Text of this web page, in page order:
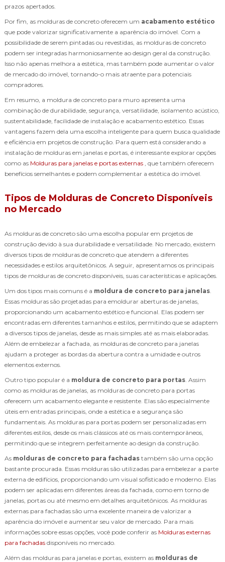
prazos apertados.
Por fim, as molduras de concreto oferecem um acabamento estético
que pode valorizar significativamente a aparência do imóvel. Com a
possibilidade de serem pintadas ou revestidas, as molduras de concreto
podem ser integradas harmoniosamente ao design geral da construção.
Isso não apenas melhora a estética, mas também pode aumentar o valor
de mercado do imóvel, tornando-o mais atraente para potenciais
compradores.
Em resumo, a moldura de concreto para muro apresenta uma
combinação de durabilidade, segurança, versatilidade, isolamento acústico,
sustentabilidade, facilidade de instalação e acabamento estético. Essas
vantagens fazem dela uma escolha inteligente para quem busca qualidade
e eficiência em projetos de construção. Para quem está considerando a
instalação de molduras em janelas e portas, é interessante explorar opções
como as Molduras para janelas e portas externas , que também oferecem
benefícios semelhantes e podem complementar a estética do imóvel.
Tipos de Molduras de Concreto Disponíveis
no Mercado
As molduras de concreto são uma escolha popular em projetos de
construção devido à sua durabilidade e versatilidade. No mercado, existem
diversos tipos de molduras de concreto que atendem a diferentes
necessidades e estilos arquitetônicos. A seguir, apresentamos os principais
tipos de molduras de concreto disponíveis, suas características e aplicações.
Um dos tipos mais comuns é a moldura de concreto para janelas
Essas molduras são projetadas para emoldurar aberturas de janelas,
proporcionando um acabamento estético e funcional. Elas podem ser
encontradas em diferentes tamanhos e estilos, permitindo que se adaptem
a diversos tipos de janelas, desde as mais simples até as mais elaboradas.
Além de embelezar a fachada, as molduras de concreto para janelas
ajudam a proteger as bordas da abertura contra a umidade e outros
elementos externos.
Outro tipo popular é a moldura de concreto para portas . Assim
como as molduras de janelas, as molduras de concreto para portas
oferecem um acabamento elegante e resistente. Elas são especialmente
úteis em entradas principais, onde a estética e a segurança são
fundamentais. As molduras para portas podem ser personalizadas em
diferentes estilos, desde os mais clássicos até os mais contemporâneos,
permitindo que se integrem perfeitamente ao design da construção.
As molduras de concreto para fachadas também são uma opção
bastante procurada. Essas molduras são utilizadas para embelezar a parte
externa de edifícios, proporcionando um visual sofisticado e moderno. Elas
podem ser aplicadas em diferentes áreas da fachada, como em torno de
janelas, portas ou até mesmo em detalhes arquitetônicos. As molduras
externas para fachadas são uma excelente maneira de valorizar a
aparência do imóvel e aumentar seu valor de mercado. Para mais
informações sobre essas opções, você pode conferir as Molduras externas
para fachadas disponíveis no mercado.
Além das molduras para janelas e portas, existem as molduras de